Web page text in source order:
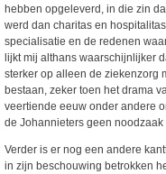
hebben opgeleverd, in die zin
werd dan charitas en
specialisatie en de redenen
lijkt mij althans waarschijnlijker
sterker op alleen de ziekenzorg
bestaan, zeker toen het drama
veertiende eeuw onder andere
de Johannieters geen
Verder is er nog een andere
in zijn beschouwing betrokken